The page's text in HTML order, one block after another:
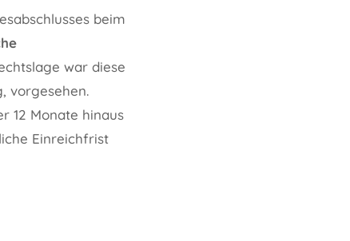
beim
war diese
vorgesehen.
12 Monate hinaus
Einreichfrist